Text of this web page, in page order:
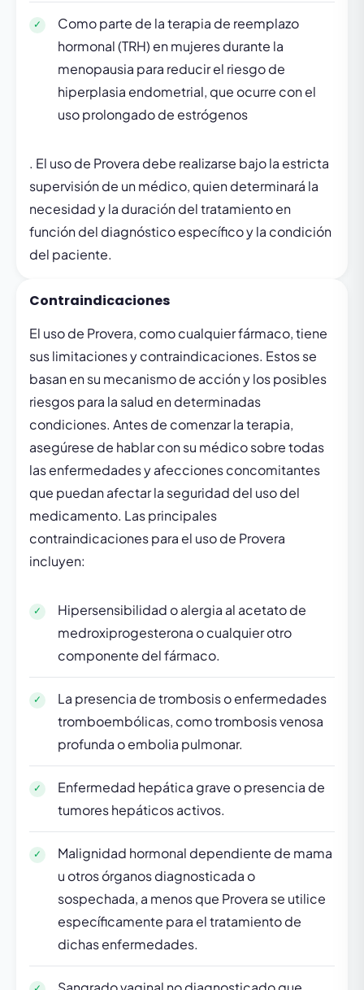
Como parte de la terapia de reemplazo
hormonal (TRH) en mujeres durante la
menopausia para reducir el riesgo de
hiperplasia endometrial, que ocurre con el
uso prolongado de estrógenos
. El uso de Provera debe realizarse bajo la estricta
supervisión de un médico, quien determinará la
necesidad y la duración del tratamiento en
función del diagnóstico específico y la condición
del paciente.
Contraindicaciones
El uso de Provera, como cualquier fármaco, tiene
sus limitaciones y contraindicaciones. Estos se
basan en su mecanismo de acción y los posibles
riesgos para la salud en determinadas
condiciones. Antes de comenzar la terapia,
asegúrese de hablar con su médico sobre todas
las enfermedades y afecciones concomitantes
que puedan afectar la seguridad del uso del
medicamento. Las principales
contraindicaciones para el uso de Provera
incluyen:
Hipersensibilidad o alergia al acetato de
medroxiprogesterona o cualquier otro
componente del fármaco.
La presencia de trombosis o enfermedades
tromboembólicas, como trombosis venosa
profunda o embolia pulmonar.
Enfermedad hepática grave o presencia de
tumores hepáticos activos.
Malignidad hormonal dependiente de mama
u otros órganos diagnosticada o
sospechada, a menos que Provera se utilice
específicamente para el tratamiento de
dichas enfermedades.